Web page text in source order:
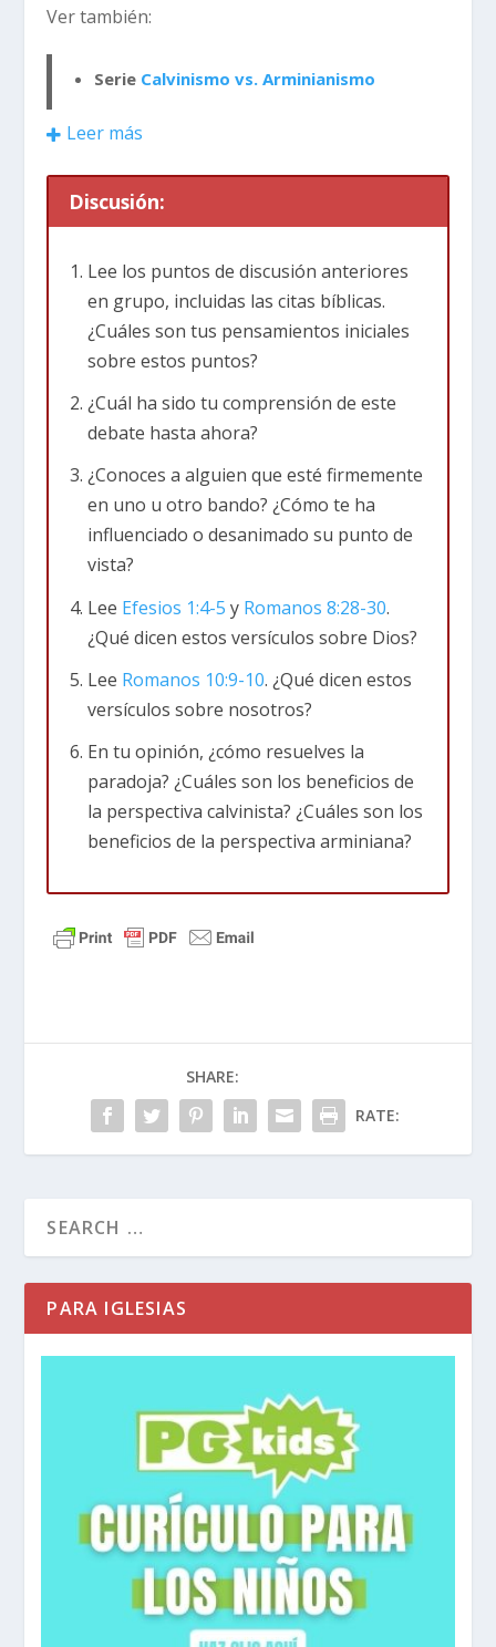
Ver también:
Serie Calvinismo vs. Arminianismo
Leer más
Discusión:
Lee los puntos de discusión anteriores
en grupo, incluidas las citas bíblicas.
¿Cuáles son tus pensamientos iniciales
sobre estos puntos?
¿Cuál ha sido tu comprensión de este
debate hasta ahora?
¿Conoces a alguien que esté firmemente
en uno u otro bando? ¿Cómo te ha
influenciado o desanimado su punto de
vista?
Lee Efesios 1:4-5 y Romanos 8:28-30.
¿Qué dicen estos versículos sobre Dios?
Lee Romanos 10:9-10. ¿Qué dicen estos
versículos sobre nosotros?
En tu opinión, ¿cómo resuelves la
paradoja? ¿Cuáles son los beneficios de
la perspectiva calvinista? ¿Cuáles son los
beneficios de la perspectiva arminiana?
SHARE:
RATE:
PARA IGLESIAS